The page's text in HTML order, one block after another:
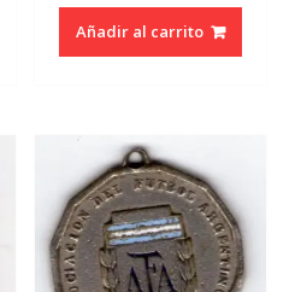
Añadir al carrito